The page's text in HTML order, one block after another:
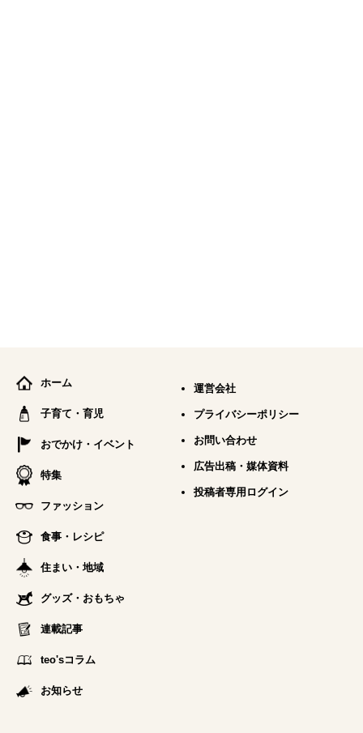
ホーム
子育て・育児
おでかけ・イベント
特集
ファッション
食事・レシピ
住まい・地域
グッズ・おもちゃ
連載記事
teo'sコラム
お知らせ
運営会社
プライバシーポリシー
お問い合わせ
広告出稿・媒体資料
投稿者専用ログイン